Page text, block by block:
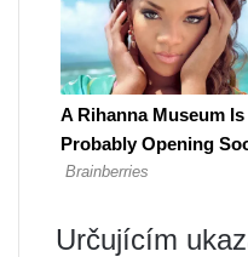
Určujícím